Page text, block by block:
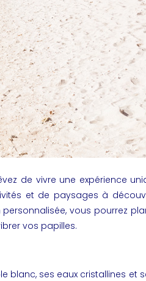
de vivre une expérience
et de paysages à
vous pourrez
vos papilles.
ses eaux cristallines et